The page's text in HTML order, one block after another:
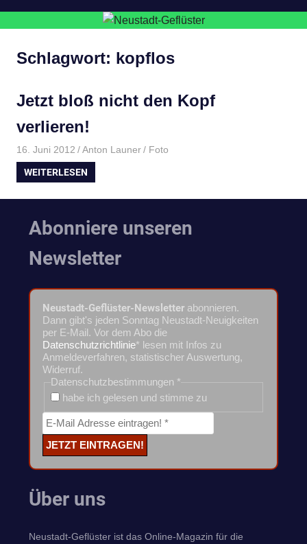
Schlagwort: kopflos
Jetzt bloß nicht den Kopf
verlieren!
16. Juni 2012 Anton Launer Foto
WEITERLESEN
Abonniere unseren
Newsletter
Neustadt-Geflüster-Newsletter abonnieren.
Dann gibt's jeden Sonntag Neustadt-Neuigkeiten
per E-Mail. Vor dem Abo die
Datenschutzrichtlinie* lesen mit Infos zu
Anmeldeverfahren, statistischer Auswertung,
Widerruf.
Datenschutzbestimmungen *
habe ich gelesen und stimme zu
Über uns
Neustadt-Geflüster ist das Online-Magazin für die